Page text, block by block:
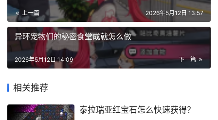
上一篇 2026年5月12日 13:57
异环宠物们的秘密食堂成就怎么做
下一篇
2026年5月12日 14:09
相关推荐
泰拉瑞亚红宝石怎么快速获得？